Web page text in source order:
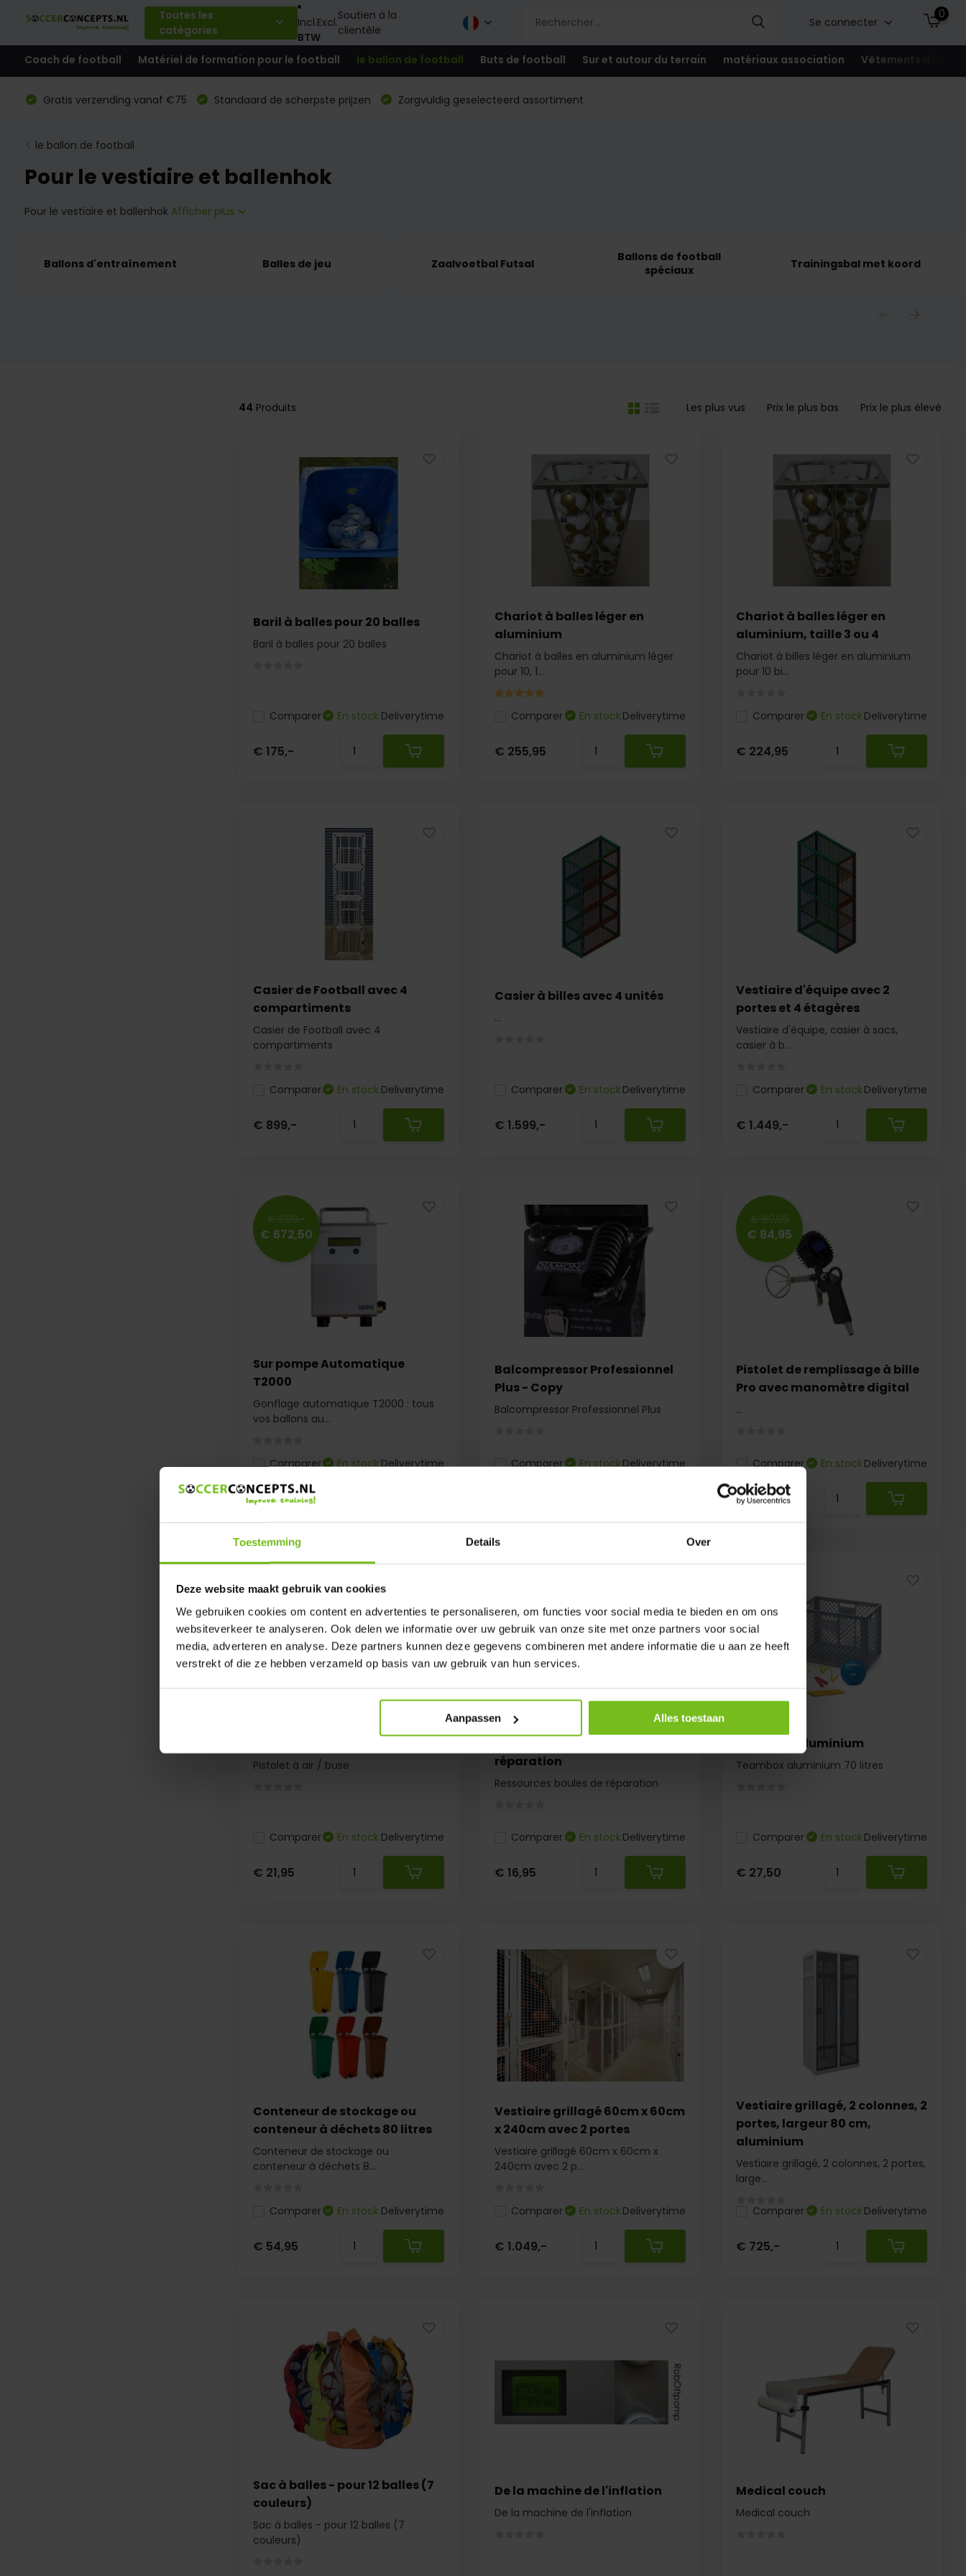
Toestemming Details Over
Deze website maakt gebruik van cookies
We gebruiken cookies om content en advertenties te personaliseren, om functies voor social media te bieden en om ons
websiteverkeer te analyseren. Ook delen we informatie over uw gebruik van onze site met onze partners voor social
media, adverteren en analyse. Deze partners kunnen deze gegevens combineren met andere informatie die u aan ze heeft
verstrekt of die ze hebben verzameld op basis van uw gebruik van hun services.
Aanpassen Alles toestaan
Toutes les
catégories
Incl.Excl.
BTW
Soutien à la
clientèle
Se connecter
0
Coach de football Matériel de formation pour le football le ballon de football Buts de football Sur et autour du terrain matériaux association Vêtements
Gratis verzending vanaf €75 Standaard de scherpste prijzen Zorgvuldig geselecteerd assortiment
le ballon de football
Pour le vestiaire et ballenhok
Pour le vestiaire et ballenhok Afficher plus
Ballons d'entraînement Balles de jeu Zaalvoetbal Futsal
Ballons de football
spéciaux
Trainingsbal met koord
44 Produits Les plus vus Prix le plus bas Prix le plus élevé
Baril à balles pour 20 balles
Baril à balles pour 20 balles
Comparer En stock Deliverytime
€ 175,-
Chariot à balles léger en
aluminium
Chariot à balles en aluminium léger
pour 10, 1...
Comparer En stock Deliverytime
€ 255,95
Chariot à balles léger en
aluminium, taille 3 ou 4
Chariot à billes léger en aluminium
pour 10 bi...
Comparer En stock Deliverytime
€ 224,95
Casier de Football avec 4
compartiments
Casier de Football avec 4
compartiments
Comparer En stock Deliverytime
€ 899,-
Casier à billes avec 4 unités
...
Comparer En stock Deliverytime
€ 1.599,-
Vestiaire d'équipe avec 2
portes et 4 étagères
Vestiaire d'équipe, casier à sacs,
casier à b...
Comparer En stock Deliverytime
€ 1.449,-
€ 689,-
€ 672,50
Sur pompe Automatique
T2000
Gonflage automatique T2000 : tous
vos ballons au...
Comparer En stockDeliverytime
€ 689,-
€ 672,50
Balcompressor Professionnel
Plus - Copy
Balcompressor Professionnel Plus
Comparer En stockDeliverytime
€ 89,95
€ 84,95
Pistolet de remplissage à bille
Pro avec manomètre digital
...
Comparer En stock Deliverytime
€ 89,95
€ 84,95
Pistolet à air / buse
Comparer En stock Deliverytime
€ 21,95
réparation
Ressources boules de réparation
Comparer En stock Deliverytime
€ 16,95
Teambox Aluminium
Teambox aluminium 70 litres
Comparer En stock Deliverytime
€ 27,50
Conteneur de stockage ou
conteneur à déchets 80 litres
Conteneur de stockage ou
conteneur à déchets 8...
Comparer En stock Deliverytime
€ 54,95
Vestiaire grillagé 60cm x 60cm
x 240cm avec 2 portes
Vestiaire grillagé 60cm x 60cm x
240cm avec 2 p...
Comparer En stock Deliverytime
€ 1.049,-
Vestiaire grillagé, 2 colonnes, 2
portes, largeur 80 cm,
aluminium
Vestiaire grillagé, 2 colonnes, 2 portes,
large...
Comparer En stock Deliverytime
€ 725,-
Sac à balles - pour 12 balles (7
couleurs)
Sac à balles - pour 12 balles (7
couleurs)
De la machine de l'inflation
De la machine de l'inflation
Medical couch
Medical couch